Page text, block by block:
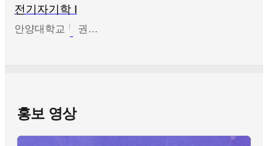
전기자기학 I
안양대학교 권원현
홍보 영상